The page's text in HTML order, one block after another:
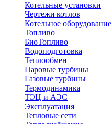
Котельные установки
Чертежи котлов
Котельное оборудование
Топливо
БиоТопливо
Водоподготовка
Теплообмен
Паровые турбины
Газовые турбины
Термодинамика
ТЭЦ и АЭС
Эксплуатация
Тепловые сети